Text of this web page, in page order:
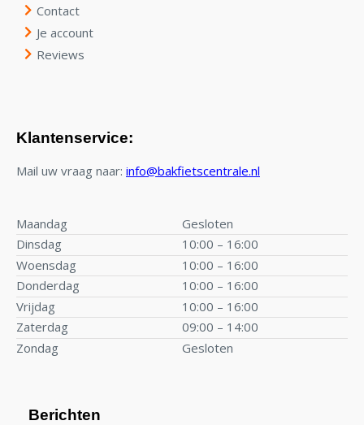
Contact
Je account
Reviews
Klantenservice:
Mail uw vraag naar: info@bakfietscentrale.nl
Maandag
Gesloten
Dinsdag
10:00 – 16:00
Woensdag
10:00 – 16:00
Donderdag
10:00 – 16:00
Vrijdag
10:00 – 16:00
Zaterdag
09:00 – 14:00
Zondag
Gesloten
Berichten